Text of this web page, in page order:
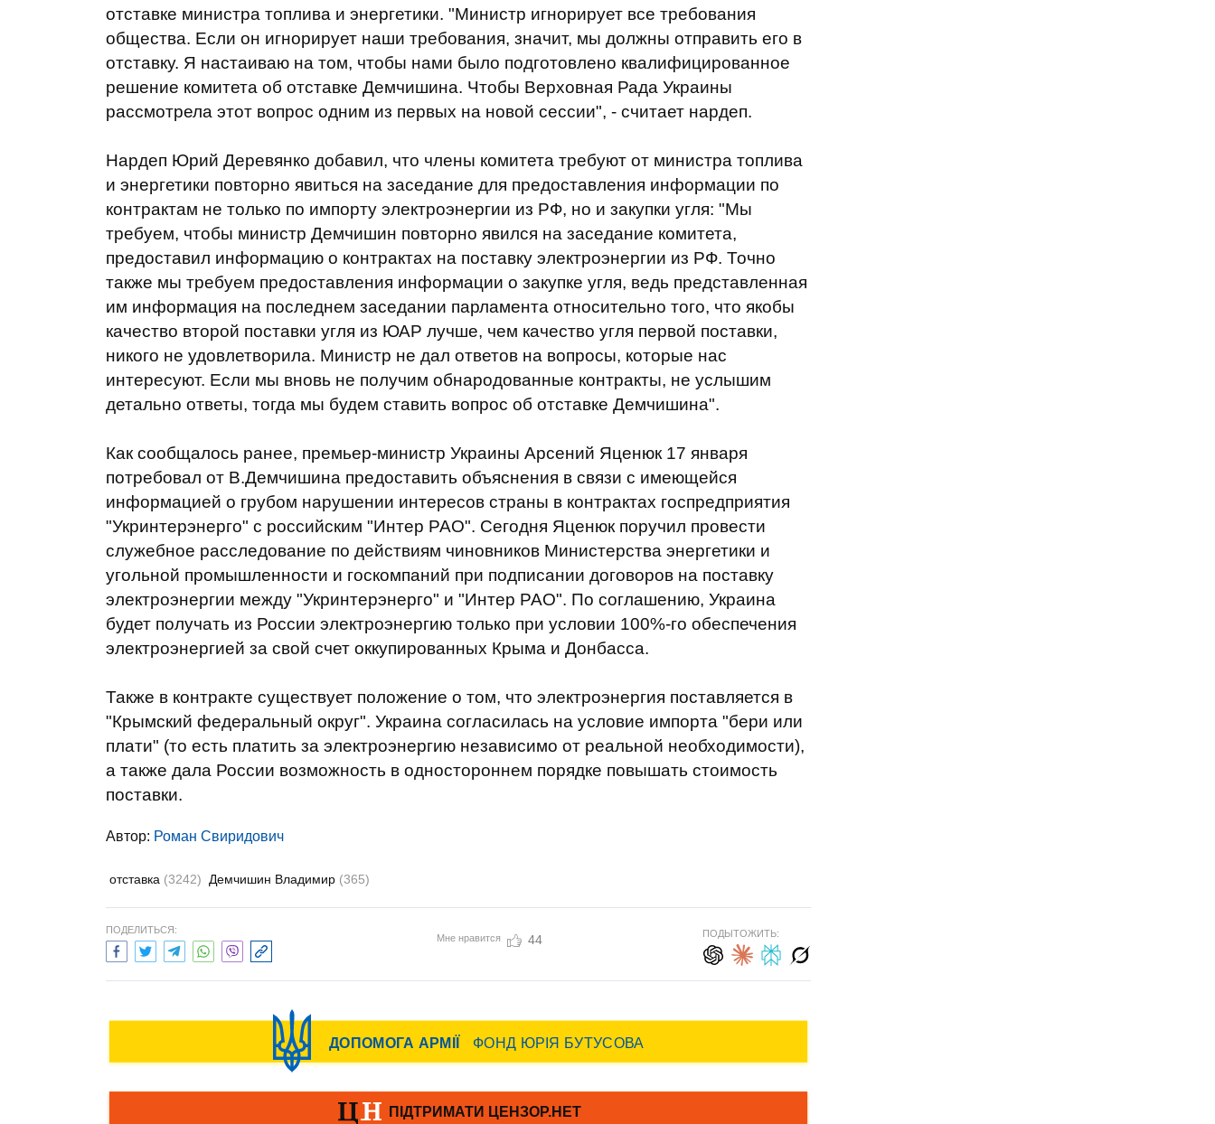
отставке министра топлива и энергетики. "Министр игнорирует все требования
общества. Если он игнорирует наши требования, значит, мы должны отправить его в
отставку. Я настаиваю на том, чтобы нами было подготовлено квалифицированное
решение комитета об отставке Демчишина. Чтобы Верховная Рада Украины
рассмотрела этот вопрос одним из первых на новой сессии", - считает нардеп.
Нардеп Юрий Деревянко добавил, что члены комитета требуют от министра топлива
и энергетики повторно явиться на заседание для предоставления информации по
контрактам не только по импорту электроэнергии из РФ, но и закупки угля: "Мы
требуем, чтобы министр Демчишин повторно явился на заседание комитета,
предоставил информацию о контрактах на поставку электроэнергии из РФ. Точно
также мы требуем предоставления информации о закупке угля, ведь представленная
им информация на последнем заседании парламента относительно того, что якобы
качество второй поставки угля из ЮАР лучше, чем качество угля первой поставки,
никого не удовлетворила. Министр не дал ответов на вопросы, которые нас
интересуют. Если мы вновь не получим обнародованные контракты, не услышим
детально ответы, тогда мы будем ставить вопрос об отставке Демчишина".
Как сообщалось ранее, премьер-министр Украины Арсений Яценюк 17 января
потребовал от В.Демчишина предоставить объяснения в связи с имеющейся
информацией о грубом нарушении интересов страны в контрактах госпредприятия
"Укринтерэнерго" с российским "Интер РАО". Сегодня Яценюк поручил провести
служебное расследование по действиям чиновников Министерства энергетики и
угольной промышленности и госкомпаний при подписании договоров на поставку
электроэнергии между "Укринтерэнерго" и "Интер РАО". По соглашению, Украина
будет получать из России электроэнергию только при условии 100%-го обеспечения
электроэнергией за свой счет оккупированных Крыма и Донбасса.
Также в контракте существует положение о том, что электроэнергия поставляется в
"Крымский федеральный округ". Украина согласилась на условие импорта "бери или
плати" (то есть платить за электроэнергию независимо от реальной необходимости),
а также дала России возможность в одностороннем порядке повышать стоимость
поставки.
Автор: Роман Свиридович
отставка (3242) Демчишин Владимир (365)
ПОДЕЛИТЬСЯ:
Мне нравится 44 ПОДЫТОЖИТЬ: